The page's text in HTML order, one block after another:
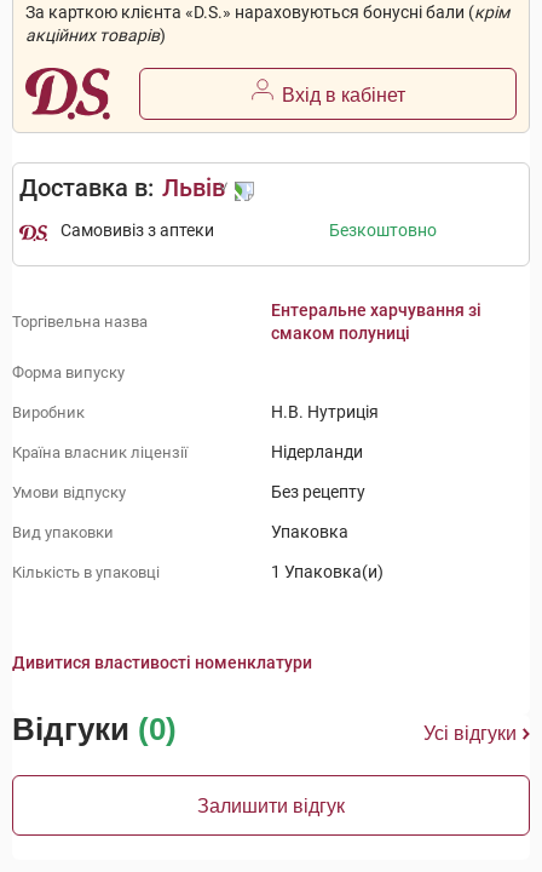
За карткою клієнта «D.S.» нараховуються бонусні бали (крім
акційних товарів)
Вхід в кабінет
Доставка в: Львів
Самовивіз з аптеки Безкоштовно
Торгівельна назва
Ентеральне харчування зі
смаком полуниці
Форма випуску
Виробник Н.В. Нутриція
Країна власник ліцензії Нідерланди
Умови відпуску Без рецепту
Вид упаковки Упаковка
Кількість в упаковці 1 Упаковка(и)
Дивитися властивості номенклатури
Відгуки (0) Усі відгуки
Залишити відгук